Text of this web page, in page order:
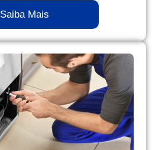
Saiba Mais